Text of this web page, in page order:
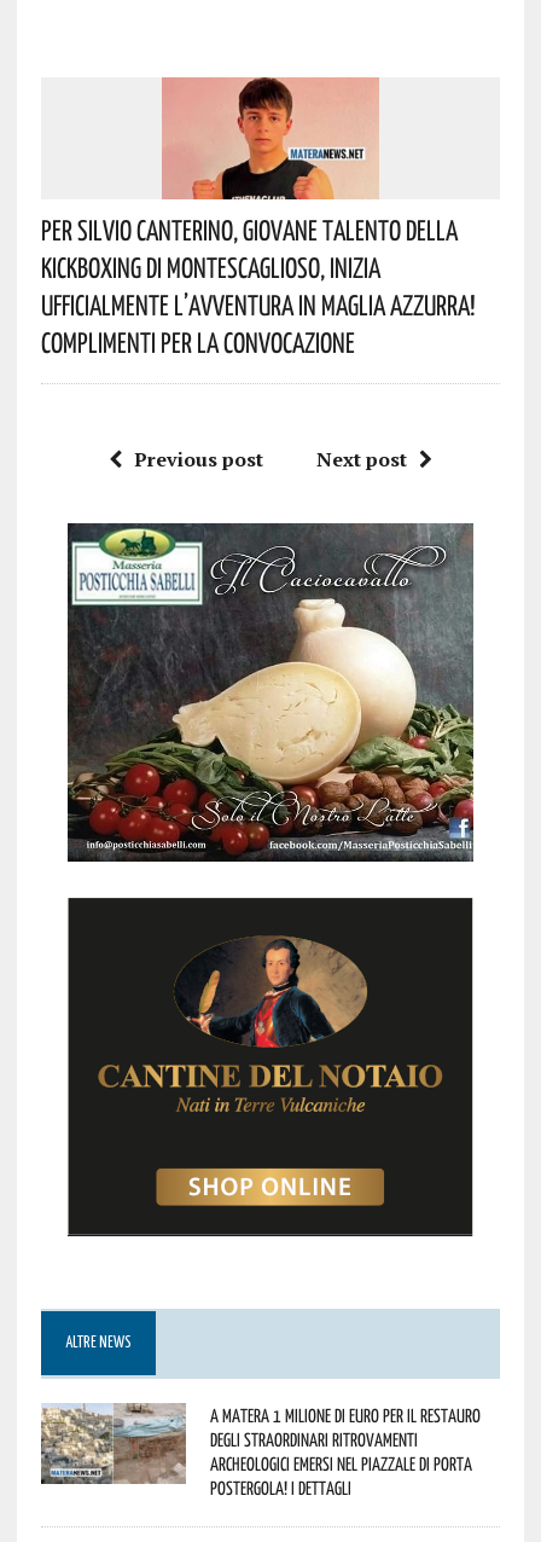
Per Silvio Canterino, Giovane Talento Della
Kickboxing Di Montescaglioso, Inizia
Ufficialmente L’avventura In Maglia Azzurra!
Complimenti Per La Convocazione
Previous post Next post
ALTRE NEWS
A Matera 1 milione di euro per il restauro
degli straordinari ritrovamenti
archeologici emersi nel piazzale di Porta
Postergola! I dettagli